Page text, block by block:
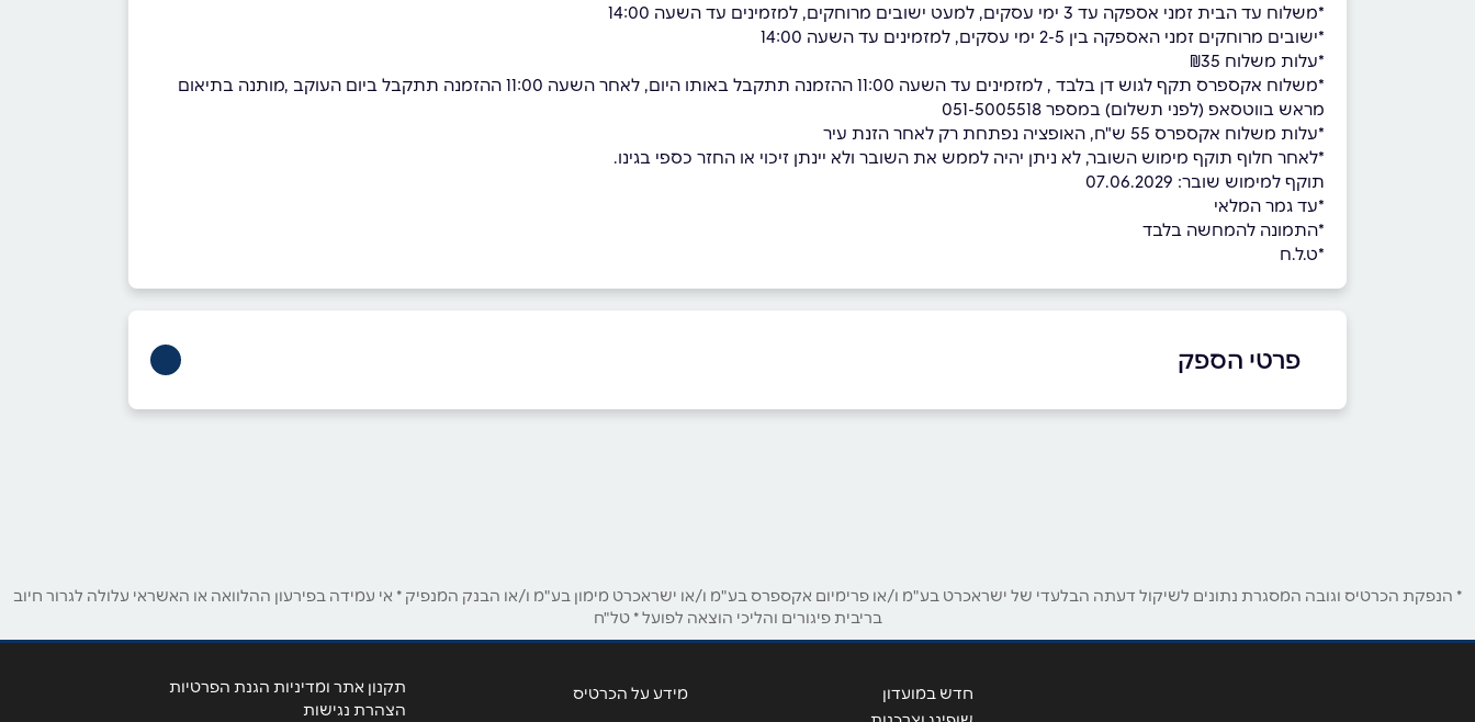
*משלוח עד הבית זמני אספקה עד 3 ימי עסקים, למעט ישובים מרוחקים, למזמינים עד השעה 14:00
*ישובים מרוחקים זמני האספקה בין 2-5 ימי עסקים, למזמינים עד השעה 14:00
*עלות משלוח ₪35
*משלוח אקספרס תקף לגוש דן בלבד , למזמינים עד השעה 11:00 ההזמנה תתקבל באותו היום, לאחר השעה 11:00 ההזמנה תתקבל ביום העוקב ,מותנה בתיאום
מראש בווטסאפ (לפני תשלום) במספר 051-5005518
*עלות משלוח אקספרס 55 ש"ח, האופציה נפתחת רק לאחר הזנת עיר
*לאחר חלוף תוקף מימוש השובר, לא ניתן יהיה לממש את השובר ולא יינתן זיכוי או החזר כספי בגינו.
תוקף למימוש שובר: 07.06.2029
*עד גמר המלאי
*התמונה להמחשה בלבד
*ט.ל.ח
פרטי הספק
* הנפקת הכרטיס וגובה המסגרת נתונים לשיקול דעתה הבלעדי של ישראכרט בע"מ ו/או פרימיום אקספרס בע"מ ו/או ישראכרט מימון בע"מ ו/או הבנק המנפיק * אי עמידה בפירעון ההלוואה או האשראי עלולה לגרור חיוב
בריבית פיגורים והליכי הוצאה לפועל * טל"ח
חדש במועדון
מידע על הכרטיס
תקנון אתר ומדיניות הגנת הפרטיות
הצהרת נגישות